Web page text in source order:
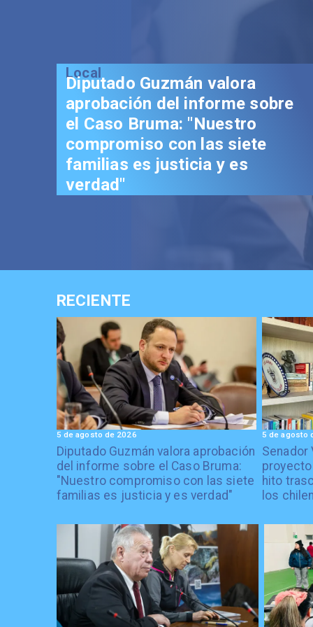
Local
Diputado Guzmán valora
aprobación del informe sobre
el Caso Bruma: "Nuestro
compromiso con las siete
familias es justicia y es
verdad"
RECIENTE
Diputado Guzmán valora aprobación
del informe sobre el Caso Bruma:
"Nuestro compromiso con las siete
familias es justicia y es verdad"
5 de agosto de 2026
Senador
hito
los
5 de agosto